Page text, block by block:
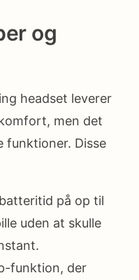
og
headset leverer
men det
funktioner. Disse
på op til
uden at skulle
funktion, der